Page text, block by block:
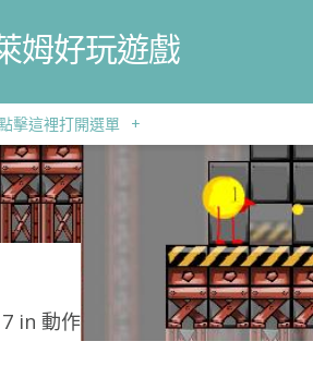
姆好玩遊戲
擊這裡打開選單 +
in 動作